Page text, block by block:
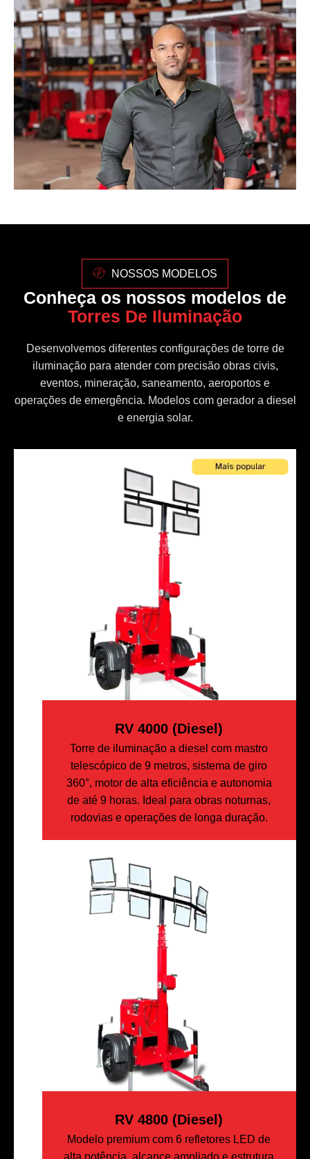
NOSSOS MODELOS
Conheça os nossos modelos de
Torres De Iluminação
Desenvolvemos diferentes configurações de torre de
iluminação para atender com precisão obras civis,
eventos, mineração, saneamento, aeroportos e
operações de emergência. Modelos com gerador a diesel
e energia solar.
RV 4000 (diesel)
Torre de iluminação a diesel com mastro
telescópico de 9 metros, sistema de giro
360°, motor de alta eficiência e autonomia
de até 9 horas. Ideal para obras noturnas,
rodovias e operações de longa duração.
RV 4800 (Diesel)
Modelo premium com 6 refletores LED de
alta potência, alcance ampliado e estrutura